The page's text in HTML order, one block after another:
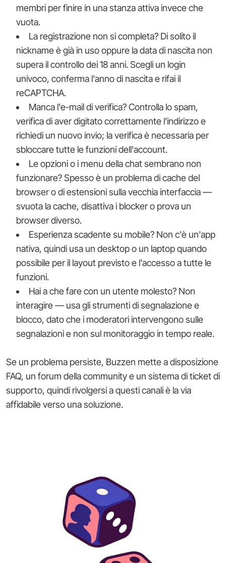
membri per finire in una stanza attiva invece che
vuota.
La registrazione non si completa? Di solito il
nickname è già in uso oppure la data di nascita non
supera il controllo dei 18 anni. Scegli un login
univoco, conferma l'anno di nascita e rifai il
reCAPTCHA.
Manca l'e-mail di verifica? Controlla lo spam,
verifica di aver digitato correttamente l'indirizzo e
richiedi un nuovo invio; la verifica è necessaria per
sbloccare tutte le funzioni dell'account.
Le opzioni o i menu della chat sembrano non
funzionare? Spesso è un problema di cache del
browser o di estensioni sulla vecchia interfaccia —
svuota la cache, disattiva i blocker o prova un
browser diverso.
Esperienza scadente su mobile? Non c'è un'app
nativa, quindi usa un desktop o un laptop quando
possibile per il layout previsto e l'accesso a tutte le
funzioni.
Hai a che fare con un utente molesto? Non
interagire — usa gli strumenti di segnalazione e
blocco, dato che i moderatori intervengono sulle
segnalazioni e non sul monitoraggio in tempo reale.
Se un problema persiste, Buzzen mette a disposizione
FAQ, un forum della community e un sistema di ticket di
supporto, quindi rivolgersi a questi canali è la via
affidabile verso una soluzione.